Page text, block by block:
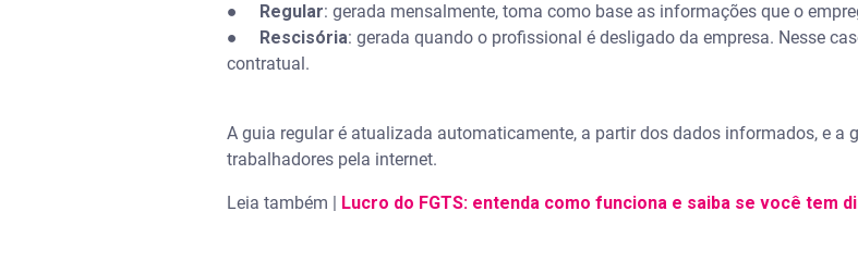
● Regular: gerada mensalmente, toma como base as informações que o
● Rescisória: gerada quando o profissional é desligado da empresa. Nesse
contratual.
A guia regular é atualizada automaticamente, a partir dos dados informados, e a
trabalhadores pela internet.
Leia também | Lucro do FGTS: entenda como funciona e saiba se você tem